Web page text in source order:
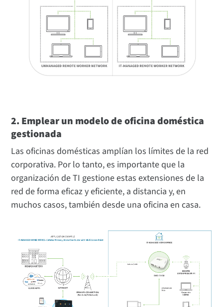
2. Emplear un modelo de oficina doméstica
gestionada
Las oficinas domésticas amplían los límites de la red
corporativa. Por lo tanto, es importante que la
organización de TI gestione estas extensiones de la
red de forma eficaz y eficiente, a distancia y, en
muchos casos, también desde una oficina en casa.